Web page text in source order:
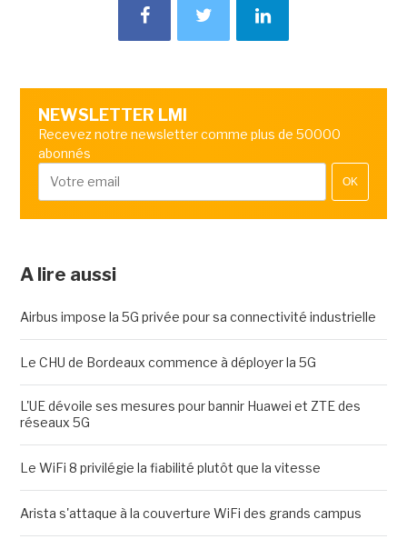
NEWSLETTER LMI
Recevez notre newsletter comme plus de 50000
abonnés
OK
A lire aussi
Airbus impose la 5G privée pour sa connectivité industrielle
Le CHU de Bordeaux commence à déployer la 5G
L'UE dévoile ses mesures pour bannir Huawei et ZTE des
réseaux 5G
Le WiFi 8 privilégie la fiabilité plutôt que la vitesse
Arista s'attaque à la couverture WiFi des grands campus